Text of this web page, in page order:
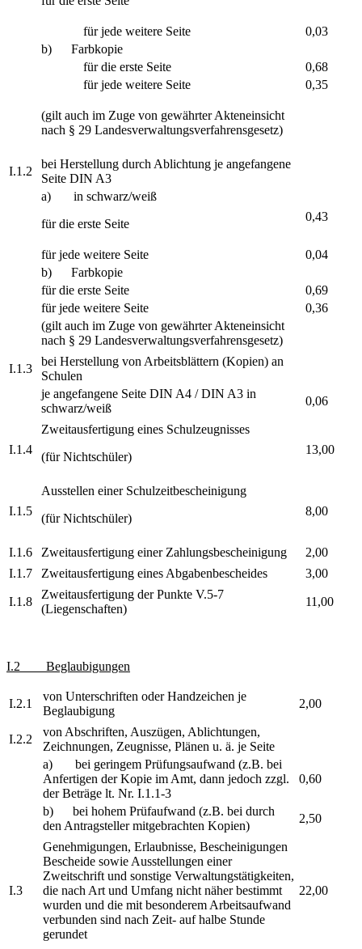
für jede weitere Seite
0,03
b) Farbkopie
für die erste Seite
0,68
für jede weitere Seite
0,35
(gilt auch im Zuge von gewährter Akteneinsicht
nach § 29 Landesverwaltungsverfahrensgesetz)
I.1.2
bei Herstellung durch Ablichtung je angefangene
Seite DIN A3
a) in schwarz/weiß
für die erste Seite
0,43
für jede weitere Seite
0,04
b) Farbkopie
für die erste Seite
0,69
für jede weitere Seite
0,36
(gilt auch im Zuge von gewährter Akteneinsicht
nach § 29 Landesverwaltungsverfahrensgesetz)
I.1.3
bei Herstellung von Arbeitsblättern (Kopien) an
Schulen
je angefangene Seite DIN A4 / DIN A3 in
schwarz/weiß
0,06
I.1.4
Zweitausfertigung eines Schulzeugnisses
(für Nichtschüler)
13,00
I.1.5
Ausstellen einer Schulzeitbescheinigung
(für Nichtschüler)
8,00
I.1.6 Zweitausfertigung einer Zahlungsbescheinigung
2,00
I.1.7
Zweitausfertigung eines Abgabenbescheides 3,00
I.1.8
Zweitausfertigung der Punkte V.5-7
(Liegenschaften)
11,00
I.2 Beglaubigungen
I.2.1
von Unterschriften oder Handzeichen je
Beglaubigung
2,00
I.2.2
von Abschriften, Auszügen, Ablichtungen,
Zeichnungen, Zeugnisse, Plänen u. ä. je Seite
a) bei geringem Prüfungsaufwand (z.B. bei
Anfertigen der Kopie im Amt, dann jedoch zzgl.
der Beträge lt. Nr. I.1.1-3
0,60
b) bei hohem Prüfaufwand (z.B. bei durch
den Antragsteller mitgebrachten Kopien)
2,50
I.3
Genehmigungen, Erlaubnisse, Bescheinigungen
Bescheide sowie Ausstellungen einer
Zweitschrift und sonstige Verwaltungstätigkeiten,
die nach Art und Umfang nicht näher bestimmt
wurden und die mit besonderem Arbeitsaufwand
verbunden sind nach Zeit- auf halbe Stunde
gerundet
22,00